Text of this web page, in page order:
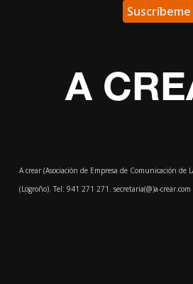
A
A crear (Asociación de Empresa de Comunicación de
(Logroño). Tel: 941 271 271. secretaria(@)a-crear.com